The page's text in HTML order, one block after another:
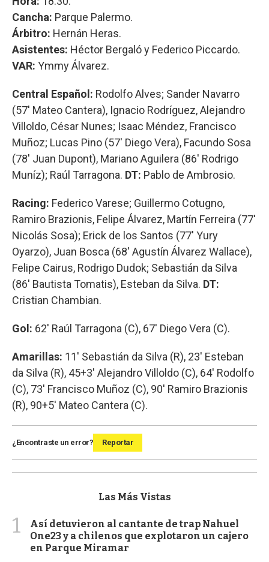
Cancha: Parque Palermo.
Árbitro: Hernán Heras.
Asistentes: Héctor Bergaló y Federico Piccardo.
VAR: Ymmy Álvarez.
Central Español: Rodolfo Alves; Sander Navarro
(57' Mateo Cantera), Ignacio Rodríguez, Alejandro
Villoldo, César Nunes; Isaac Méndez, Francisco
Muñoz; Lucas Pino (57' Diego Vera), Facundo Sosa
(78' Juan Dupont), Mariano Aguilera (86' Rodrigo
Muníz); Raúl Tarragona. DT: Pablo de Ambrosio.
Racing: Federico Varese; Guillermo Cotugno,
Ramiro Brazionis, Felipe Álvarez, Martín Ferreira (77'
Nicolás Sosa); Erick de los Santos (77' Yury
Oyarzo), Juan Bosca (68' Agustín Álvarez Wallace),
Felipe Cairus, Rodrigo Dudok; Sebastián da Silva
(86' Bautista Tomatis), Esteban da Silva. DT:
Cristian Chambian.
Gol: 62' Raúl Tarragona (C), 67' Diego Vera (C).
Amarillas: 11' Sebastián da Silva (R), 23' Esteban
da Silva (R), 45+3' Alejandro Villoldo (C), 64' Rodolfo
(C), 73' Francisco Muñoz (C), 90' Ramiro Brazionis
(R), 90+5' Mateo Cantera (C).
¿Encontraste un error? Reportar
Las Más Vistas
1
Así detuvieron al cantante de trap Nahuel
One23 y a chilenos que explotaron un cajero
en Parque Miramar